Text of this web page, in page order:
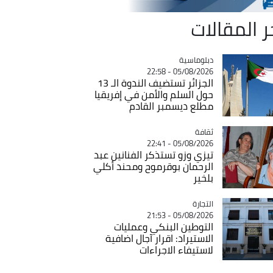
المقالات
Catégorie
دبلوماسية
05/08/2026 - 22:58
الجزائر تستضيف الندوة الـ 13
حول السلم والأمن في إفريقيا
مطلع ديسمبر القادم
Catégorie
ثقافة
05/08/2026 - 22:41
تيزي وزو تستذكر الفنانين عبد
الرحمان بوقرموح ومحند أكلي
بلخير
Catégorie
التجارة
05/08/2026 - 21:53
التوطين البنكي وعمليات
الاستيراد: اقرار آجال اضافية
لاستيفاء الاجراءات